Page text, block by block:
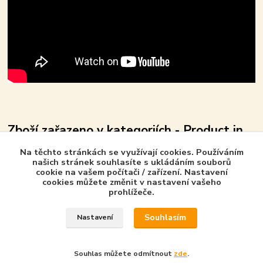
Zboží zařazeno v kategoriích - Product in
category
Prolistovat - Look inside
Intermodel - CZ
Intermodel – monografie
Na těchto stránkách se využívají cookies. Používáním
našich stránek souhlasíte s ukládáním souborů
cookie na vašem počítači / zařízení. Nastavení
cookies můžete změnit v nastavení vašeho
prohlížeče.
Nastavení Souhlasím
Souhlas můžete odmítnout zde.